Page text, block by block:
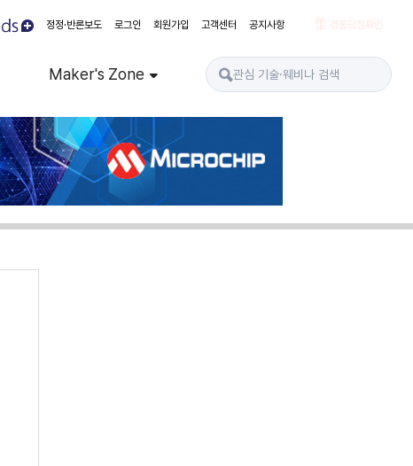
정정·반론보도 로그인 회원가입 고객센터 공지사항
Maker's Zone